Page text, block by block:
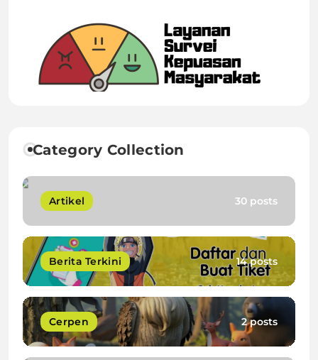
Category Collection
Artikel 30 posts
Berita Terkini 14 posts
Cerpen 2 posts